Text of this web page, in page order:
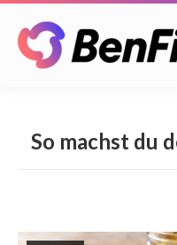
So machst du